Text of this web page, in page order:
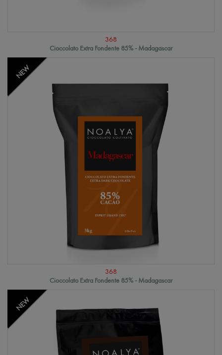
368
Cioccolato Extra Fondente 85% - Madagascar
NEW
368
Cioccolato Extra Fondente 85% - Madagascar
NEW